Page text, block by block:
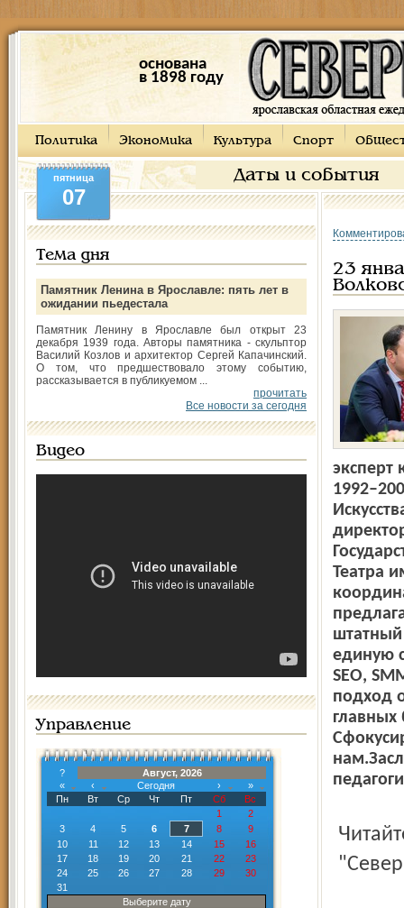
основана
в 1898 году
Политика Экономика Культура Спорт
Даты и события
пятница
07
Тема дня
Памятник Ленина в Ярославле: пять лет в
ожидании пьедестала
Памятник Ленину в Ярославле был открыт 23
декабря 1939 года. Авторы памятника - скульптор
Василий Козлов и архитектор Сергей Капачинский.
О том, что предшествовало этому событию,
рассказывается в публикуемом ...
прочитать
Все новости за сегодня
Видео
Управление
?
Август, 2026
«
‹ Сегодня ›
»
Пн
Вт Ср Чт Пт Сб
Вс
1
2
3
4 5 6 7 8
9
10
11 12 13 14 15
16
17
18 19 20 21 22
23
24
25 26 27 28 29
30
31
Выберите дату
23
эксперт
Театра
единую
SEO,
подход